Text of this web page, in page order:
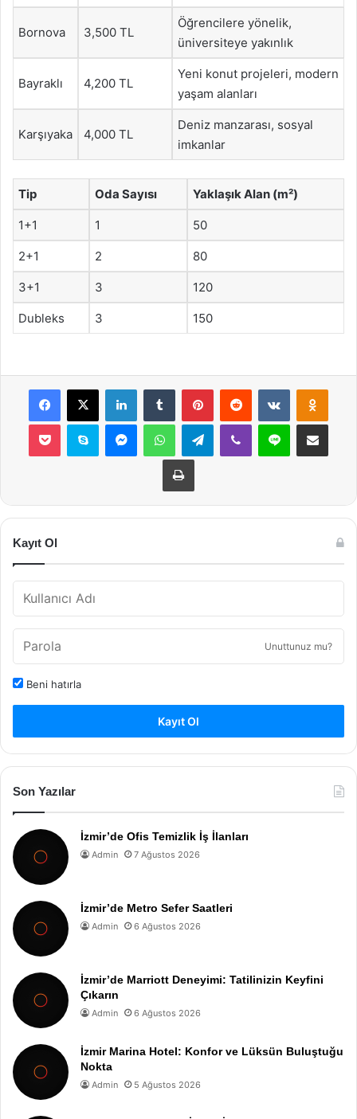
Bornova 3,500 TL
Öğrencilere yönelik,
üniversiteye yakınlık
Bayraklı 4,200 TL
Yeni konut projeleri, modern
yaşam alanları
Karşıyaka 4,000 TL
Deniz manzarası, sosyal
imkanlar
Tip Oda Sayısı Yaklaşık Alan (m²)
1+1 1 50
2+1 2 80
3+1 3 120
Dubleks 3 150
Facebook
X LinkedInTumblr PinterestReddit VKontakte
Pocket Skype MessengerWhatsAppTelegramViber Line E-Posta ile
Yazdır
Kayıt Ol
Unuttunuz mu?
Beni hatırla
Kayıt Ol
Son Yazılar
İzmir’de Ofis Temizlik İş İlanları
Admin 7 Ağustos 2026
İzmir’de Metro Sefer Saatleri
Admin 6 Ağustos 2026
İzmir’de Marriott Deneyimi: Tatilinizin Keyfini
Çıkarın
Admin 6 Ağustos 2026
İzmir Marina Hotel: Konfor ve Lüksün Buluştuğu
Nokta
Admin 5 Ağustos 2026